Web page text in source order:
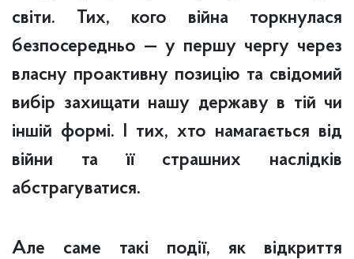
світи. Тих, кого війна торкнулася
безпосередньо — у першу чергу через
власну проактивну позицію та свідомий
вибір захищати нашу державу в тій чи
іншій формі. І тих, хто намагається від
війни та її страшних наслідків
абстрагуватися.
Але саме такі події, як відкриття